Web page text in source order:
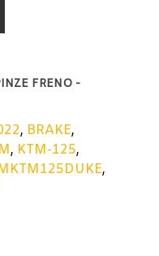
FRENO -
, BRAKE,
, KTM-125,
,